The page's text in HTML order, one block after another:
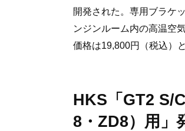
開発された。専用ブラケ
ンジンルーム内の高温空
価格は19,800円（税込）と
HKS「GT2 S/
8・ZD8）用」